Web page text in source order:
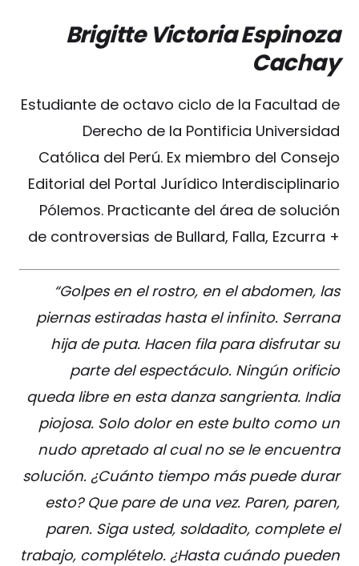
Brigitte Victoria Espinoza
Cachay
Estudiante de octavo ciclo de la Facultad de
Derecho de la Pontificia Universidad
Católica del Perú. Ex miembro del Consejo
Editorial del Portal Jurídico Interdisciplinario
Pólemos. Practicante del área de solución
de controversias de Bullard, Falla, Ezcurra +
“Golpes en el rostro, en el abdomen, las
piernas estiradas hasta el infinito. Serrana
hija de puta. Hacen fila para disfrutar su
parte del espectáculo. Ningún orificio
queda libre en esta danza sangrienta. India
piojosa. Solo dolor en este bulto como un
nudo apretado al cual no se le encuentra
solución. ¿Cuánto tiempo más puede durar
esto? Que pare de una vez. Paren, paren,
paren. Siga usted, soldadito, complete el
trabajo, complételo. ¿Hasta cuándo pueden